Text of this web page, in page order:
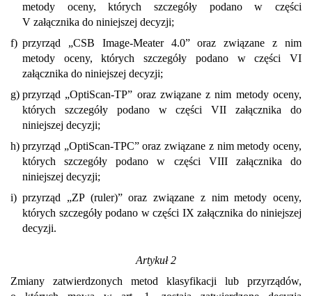
metody oceny, których szczegóły podano w części
V załącznika do niniejszej decyzji;
f) przyrząd „CSB Image-Meater 4.0” oraz związane z nim
metody oceny, których szczegóły podano w części VI
załącznika do niniejszej decyzji;
g) przyrząd „OptiScan-TP” oraz związane z nim metody oceny,
których szczegóły podano w części VII załącznika do
niniejszej decyzji;
h) przyrząd „OptiScan-TPC” oraz związane z nim metody oceny,
których szczegóły podano w części VIII załącznika do
niniejszej decyzji;
i) przyrząd „ZP (ruler)” oraz związane z nim metody oceny,
których szczegóły podano w części IX załącznika do niniejszej
decyzji.
Artykuł 2
Zmiany zatwierdzonych metod klasyfikacji lub przyrządów,